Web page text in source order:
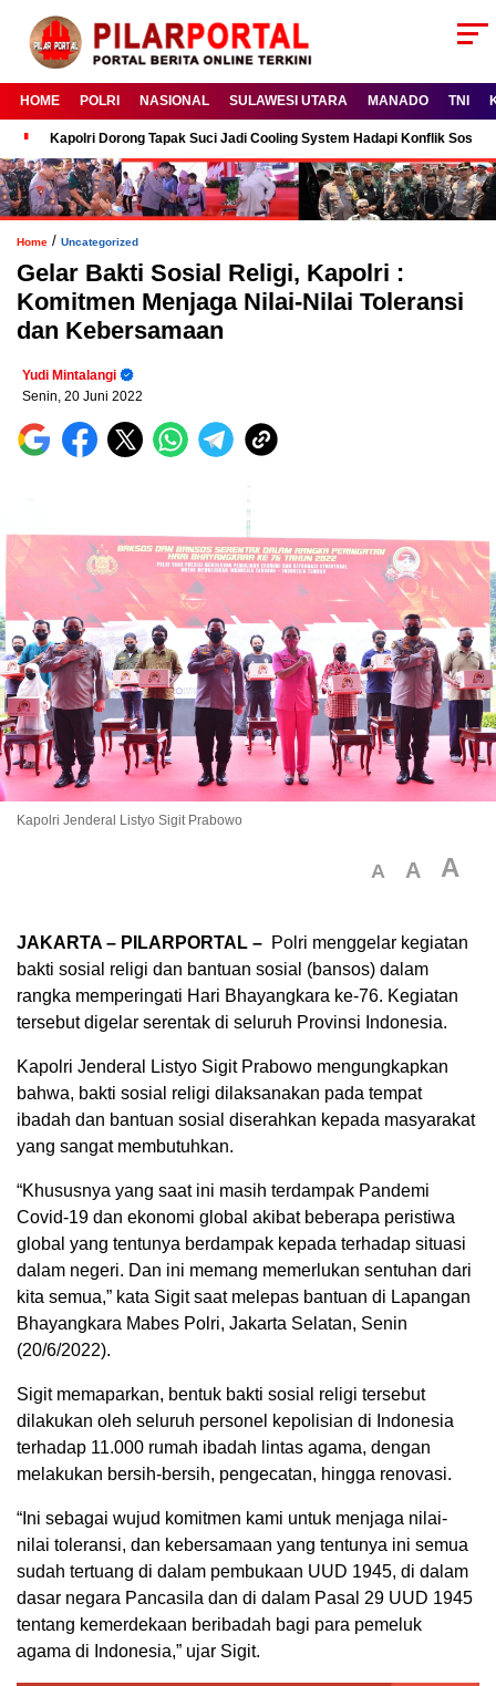
HOME POLRI NASIONAL SULAWESI UTARA MANADO TNI
Kapolri Dorong Tapak Suci Jadi Cooling System Hadapi Konflik Sosial
Home / Uncategorized
Gelar Bakti Sosial Religi, Kapolri :
Komitmen Menjaga Nilai-Nilai Toleransi
dan Kebersamaan
Yudi Mintalangi
Senin, 20 Juni 2022
Kapolri Jenderal Listyo Sigit Prabowo
A A A
JAKARTA – PILARPORTAL – Polri menggelar kegiatan
bakti sosial religi dan bantuan sosial (bansos) dalam
rangka memperingati Hari Bhayangkara ke-76. Kegiatan
tersebut digelar serentak di seluruh Provinsi Indonesia.
Kapolri Jenderal Listyo Sigit Prabowo mengungkapkan
bahwa, bakti sosial religi dilaksanakan pada tempat
ibadah dan bantuan sosial diserahkan kepada masyarakat
yang sangat membutuhkan.
“Khususnya yang saat ini masih terdampak Pandemi
Covid-19 dan ekonomi global akibat beberapa peristiwa
global yang tentunya berdampak kepada terhadap situasi
dalam negeri. Dan ini memang memerlukan sentuhan dari
kita semua,” kata Sigit saat melepas bantuan di Lapangan
Bhayangkara Mabes Polri, Jakarta Selatan, Senin
(20/6/2022).
Sigit memaparkan, bentuk bakti sosial religi tersebut
dilakukan oleh seluruh personel kepolisian di Indonesia
terhadap 11.000 rumah ibadah lintas agama, dengan
melakukan bersih-bersih, pengecatan, hingga renovasi.
“Ini sebagai wujud komitmen kami untuk menjaga nilai-
nilai toleransi, dan kebersamaan yang tentunya ini semua
sudah tertuang di dalam pembukaan UUD 1945, di dalam
dasar negara Pancasila dan di dalam Pasal 29 UUD 1945
tentang kemerdekaan beribadah bagi para pemeluk
agama di Indonesia,” ujar Sigit.